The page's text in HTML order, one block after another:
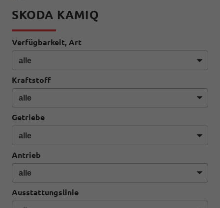
SKODA KAMIQ
Verfügbarkeit, Art
Kraftstoff
Getriebe
Antrieb
Ausstattungslinie